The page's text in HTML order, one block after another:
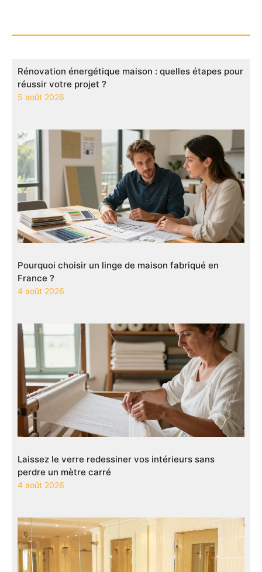
Rénovation énergétique maison : quelles étapes pour
réussir votre projet ?
5 août 2026
Pourquoi choisir un linge de maison fabriqué en
France ?
4 août 2026
Laissez le verre redessiner vos intérieurs sans
perdre un mètre carré
4 août 2026